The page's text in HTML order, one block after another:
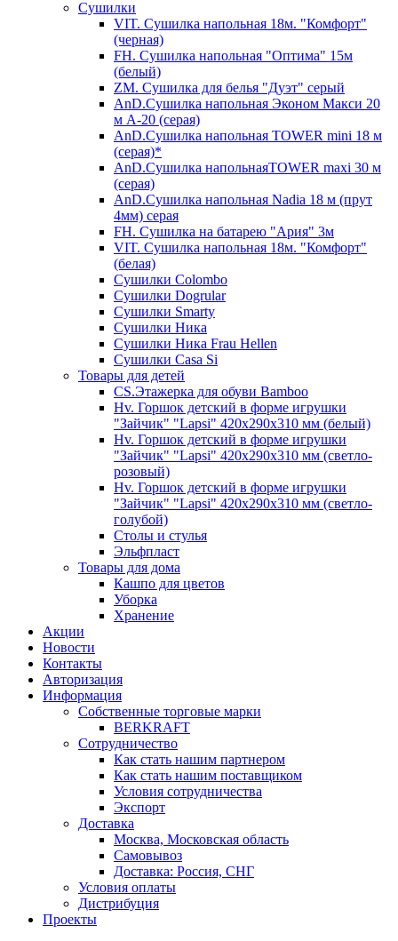
Сушилки
VIT. Сушилка напольная 18м. "Комфорт"
(черная)
FH. Сушилка напольная "Оптима" 15м
(белый)
ZM. Сушилка для белья "Дуэт" серый
AnD.Сушилка напольная Эконом Макси 20
м А-20 (серая)
AnD.Сушилка напольная TOWER mini 18 м
(серая)*
AnD.Сушилка напольнаяTOWER maxi 30 м
(серая)
AnD.Сушилка напольная Nadia 18 м (прут
4мм) серая
FH. Сушилка на батарею "Ария" 3м
VIT. Сушилка напольная 18м. "Комфорт"
(белая)
Cушилки Colombo
Сушилки Dogrular
Сушилки Smarty
Сушилки Ника
Сушилки Ника Frau Hellen
Сушилки Сasa Si
Товары для детей
CS.Этажерка для обуви Bamboo
Hv. Горшок детский в форме игрушки
"Зайчик" "Lapsi" 420х290х310 мм (белый)
Hv. Горшок детский в форме игрушки
"Зайчик" "Lapsi" 420х290х310 мм (светло-
розовый)
Hv. Горшок детский в форме игрушки
"Зайчик" "Lapsi" 420х290х310 мм (светло-
голубой)
Столы и стулья
Эльфпласт
Товары для дома
Кашпо для цветов
Уборка
Хранение
Акции
Новости
Контакты
Авторизация
Информация
Собственные торговые марки
BERKRAFT
Сотрудничество
Как стать нашим партнером
Как стать нашим поставщиком
Условия сотрудничества
Экспорт
Доставка
Москва, Московская область
Самовывоз
Доставка: Россия, СНГ
Условия оплаты
Дистрибуция
Проекты